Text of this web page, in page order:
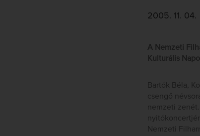
2005. 11. 04.
A Nemzeti
Kulturális
Bartók Béla,
csengő
nemzeti
Nemzeti